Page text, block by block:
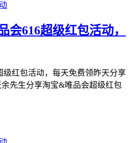
会616超级红包活动，
级红包活动，每天免费领昨天分享
先生分享淘宝&唯品会超级红包